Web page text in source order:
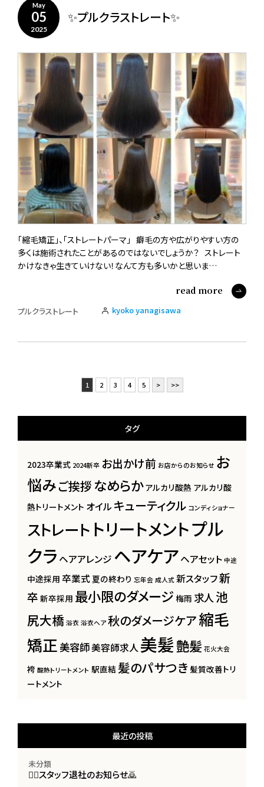
May
05
2025
✨プルクラストレート✨
「縮毛矯正」、「ストレートパーマ」 癖毛の方や広がりやすい方の
多くは施術されたことがあるのではないでしょうか？ ストレート
かけなきゃ生きていけない！なんて方も多いかと思いま…
read more
プルクラストレート kyoko yanagisawa
1 2 3 4 5 > >>
タグ
2023卒業式 2024新卒 お出かけ前 お店からのお知らせ お
悩みご挨拶 なめらか アルカリ酸熱 アルカリ酸
熱トリートメント オイル キューティクル コンディショナー
ストレート トリートメントプル
クラ ヘアアレンジ ヘアケアヘアセット 中途
中途採用 卒業式夏の終わり 忘年会 成人式 新スタッフ新
卒 新卒採用 最小限のダメージ梅雨 求人 池
尻大橋 浴衣 浴衣ヘア 秋のダメージケア縮毛
矯正 美容師美容師求人美髪艶髪 花火大会
袴 酸熱トリートメント 駅直結 髪のパサつき 髪質改善トリ
ートメント
最近の投稿
未分類
🙇‍♀️スタッフ退社のお知らせ🙇